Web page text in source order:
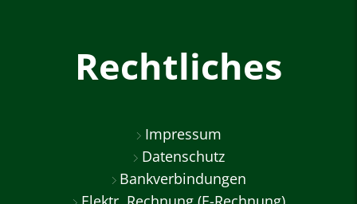
Rechtliches
Impressum
Datenschutz
Bankverbindungen